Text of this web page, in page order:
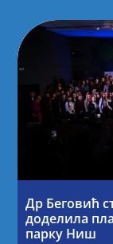
Др Беговић
доделила
парку Ниш